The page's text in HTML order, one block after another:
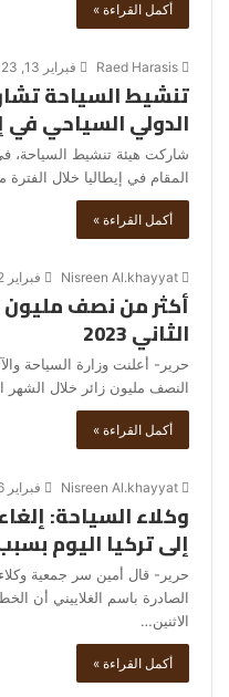
أكمل القراءة »
فبراير 13, 2023
تنشيط السياحة
الدولي السياحي في
شاركت هيئة تنشيط السياحة،
المقام في إيطاليا خلال الفترة من 12- 14 الشهر الحالي،
أكمل القراءة »
فبراير 12, 2023
أكثر من نصف مليون
الثاني 2023
حرير- أعلنت وزارة السياحة
النصف مليون زائر خلال الشهر الأول من
أكمل القراءة »
فبراير 6, 2023
وكلاء السياحة:
إلى تركيا اليوم
حرير- قال أمين سر جمعية
الصادرة باسم الغلاييني أن
الاثنين…
أكمل القراءة »